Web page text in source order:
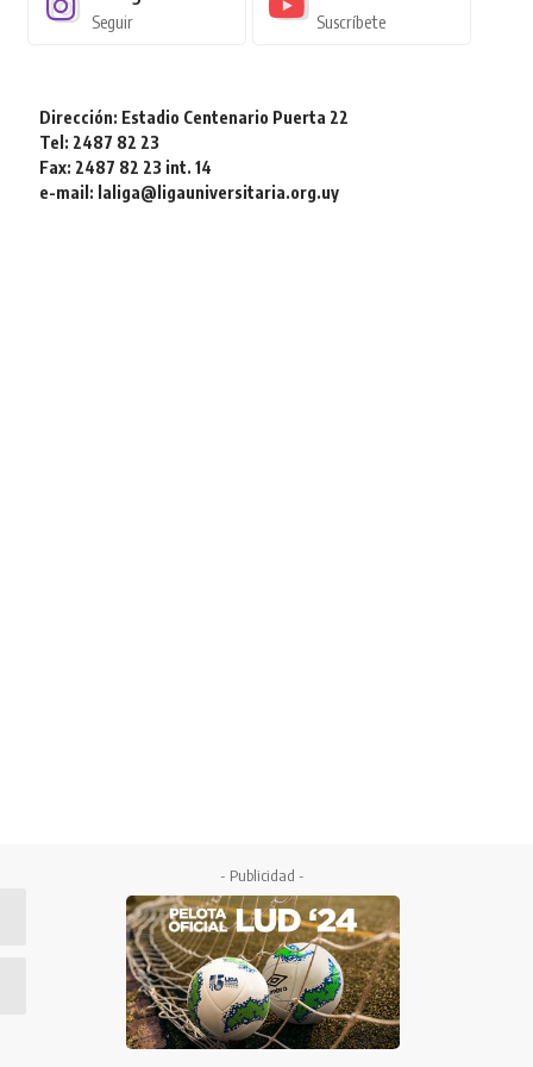
Seguir Suscríbete
Dirección: Estadio Centenario Puerta 22
Tel: 2487 82 23
Fax: 2487 82 23 int. 14
e-mail: laliga@ligauniversitaria.org.uy
- Publicidad -